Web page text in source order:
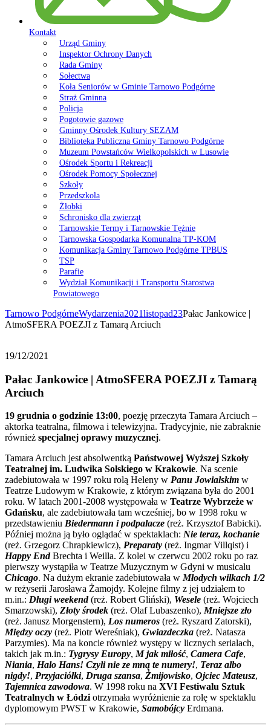
Kontakt
Urząd Gminy
Inspektor Ochrony Danych
Rada Gminy
Sołectwa
Koła Seniorów w Gminie Tarnowo Podgórne
Straż Gminna
Policja
Pogotowie gazowe
Gminny Ośrodek Kultury SEZAM
Biblioteka Publiczna Gminy Tarnowo Podgórne
Muzeum Powstańców Wielkopolskich w Lusowie
Ośrodek Sportu i Rekreacji
Ośrodek Pomocy Społecznej
Szkoły
Przedszkola
Żłobki
Schronisko dla zwierząt
Tarnowskie Termy i Tarnowskie Tężnie
Tarnowska Gospodarka Komunalna TP-KOM
Komunikacja Gminy Tarnowo Podgórne TPBUS
TSP
Parafie
Wydział Komunikacji i Transportu Starostwa
Powiatowego
Tarnowo PodgórneWydarzenia2021listopad23Pałac Jankowice |
AtmoSFERA POEZJI z Tamarą Arciuch
19/12/2021
Pałac Jankowice | AtmoSFERA POEZJI z Tamarą
Arciuch
19 grudnia o godzinie 13:00, poezję przeczyta Tamara Arciuch –
aktorka teatralna, filmowa i telewizyjna. Tradycyjnie, nie zabraknie
również specjalnej oprawy muzycznej.
Tamara Arciuch jest absolwentką Państwowej Wyższej Szkoły
Teatralnej im. Ludwika Solskiego w Krakowie. Na scenie
zadebiutowała w 1997 roku rolą Heleny w Panu Jowialskim w
Teatrze Ludowym w Krakowie, z którym związana była do 2001
roku. W latach 2001-2008 występowała w Teatrze Wybrzeże w
Gdańsku, ale zadebiutowała tam wcześniej, bo w 1998 roku w
przedstawieniu Biedermann i podpalacze (reż. Krzysztof Babicki).
Później można ją było oglądać w spektaklach: Nie teraz, kochanie
(reż. Grzegorz Chrapkiewicz), Preparaty (reż. Ingmar Villqist) i
Happy EndBrechta i Weilla. Z kolei w czerwcu 2002 roku po raz
pierwszy wystąpiła w Teatrze Muzycznym w Gdyni w musicalu
Chicago. Na dużym ekranie zadebiutowała wMłodych wilkach 1/2
w reżyserii Jarosława Żamojdy. Kolejne filmy z jej udziałem to
m.in.: Długi weekend(reż. Robert Gliński), Wesele (reż. Wojciech
Smarzowski), Złoty środek (reż. Olaf Lubaszenko),Mniejsze zło
(reż. Janusz Morgenstern), Los numeros (reż. Ryszard Zatorski),
Między oczy (reż. Piotr Wereśniak), Gwiazdeczka (reż. Natasza
Parzymies). Ma na koncie również występy w licznych serialach,
takich jak m.in.: Tygrysy Europy,M jak miłość, Camera Cafe,
Niania, Halo Hans! Czyli nie ze mną te numery!, Teraz albo
nigdy!, Przyjaciółki, Druga szansa, Żmijowisko, Ojciec Mateusz,
Tajemnica zawodowa. W 1998 roku na XVI Festiwalu Sztuk
Teatralnych w Łódziotrzymała wyróżnienie za rolę w spektaklu
dyplomowym PWST w Krakowie, Samobójcy Erdmana.